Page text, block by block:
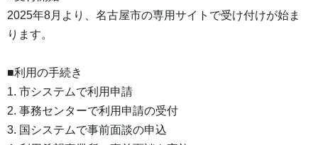
2025年8月より、名古屋市の専用サイトで受け付けが始ま
ります。
■利用の手続き
1. 市システムで利用申請
2. 事務センターで利用申請の受付
3. 国システムで事前面談の申込